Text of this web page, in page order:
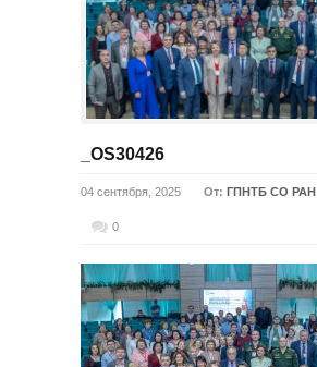
_OS30426
04 сентября, 2025 От: ГПНТБ СО РАН
0